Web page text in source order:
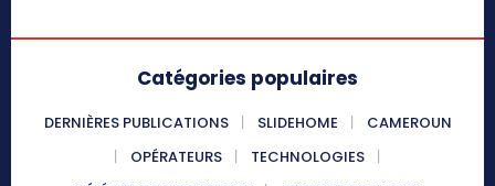
Catégories populaires
DERNIÈRES PUBLICATIONS SLIDEHOME
CAMEROUN
OPÉRATEURS
TECHNOLOGIES